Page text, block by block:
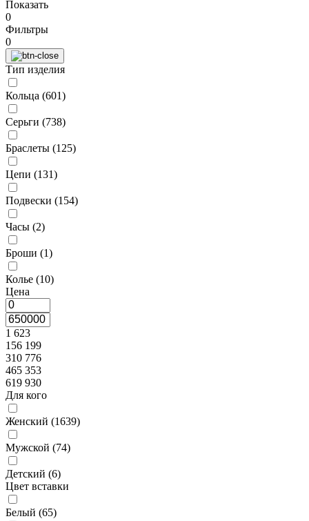
Показать
0
Фильтры
0
Тип изделия
Кольца (601)
Серьги (738)
Браслеты (125)
Цепи (131)
Подвески (154)
Часы (2)
Броши (1)
Колье (10)
Цена
1 623
156 199
310 776
465 353
619 930
Для кого
Женский (1639)
Мужской (74)
Детский (6)
Цвет вставки
Белый (65)